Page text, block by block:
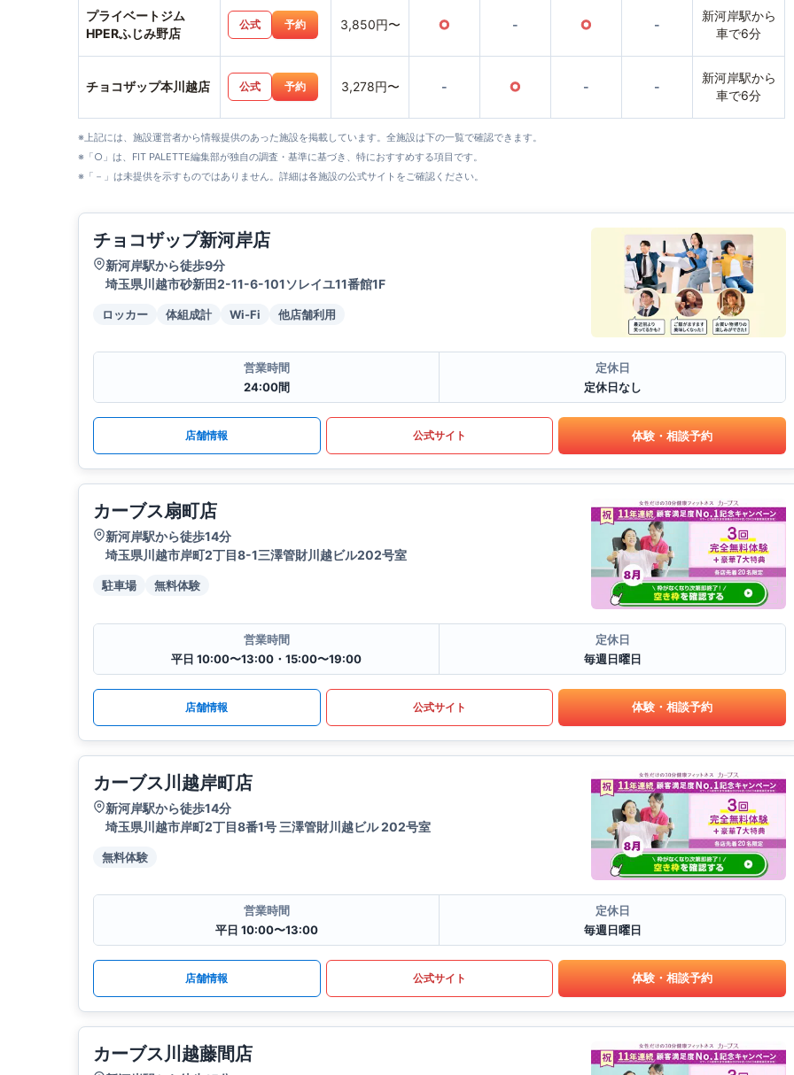
プライベートジム
HPERふじみ野店
公式 予約 3,850円〜 ○ - ○ -
新河岸駅から
車で6分
チョコザップ本川越店 公式 予約 3,278円〜 - ○ - -
新河岸駅から
車で6分
※上記には、施設運営者から情報提供のあった施設を掲載しています。全施設は下の一覧で確認できます。
※「○」は、FIT PALETTE編集部が独自の調査・基準に基づき、特におすすめする項目です。
※「－」は未提供を示すものではありません。詳細は各施設の公式サイトをご確認ください。
チョコザップ新河岸店
新河岸駅から徒歩9分
埼玉県川越市砂新田2-11-6-101ソレイユ11番館1F
ロッカー 体組成計 Wi-Fi 他店舗利用
営業時間
24:00間
定休日
定休日なし
店舗情報 公式サイト 体験・相談予約
カーブス扇町店
新河岸駅から徒歩14分
埼玉県川越市岸町2丁目8-1三澤管財川越ビル202号室
駐車場 無料体験
営業時間
平日 10:00〜13:00・15:00〜19:00
定休日
毎週日曜日
店舗情報 公式サイト 体験・相談予約
カーブス川越岸町店
新河岸駅から徒歩14分
埼玉県川越市岸町2丁目8番1号 三澤管財川越ビル 202号室
無料体験
営業時間
平日 10:00〜13:00
定休日
毎週日曜日
店舗情報 公式サイト 体験・相談予約
カーブス川越藤間店